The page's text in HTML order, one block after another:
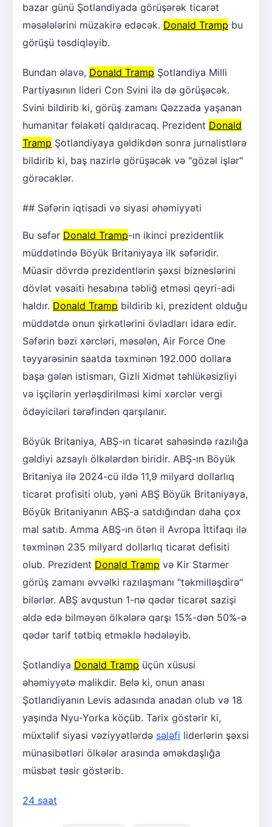
bazar günü Şotlandiyada görüşərək ticarət
məsələlərini müzakirə edəcək. Donald Tramp bu
görüşü təsdiqləyib.
Bundan əlavə, Donald Tramp Şotlandiya Milli
Partiyasının lideri Con Svini ilə də görüşəcək.
Svini bildirib ki, görüş zamanı Qəzzada yaşanan
humanitar fəlakəti qaldıracaq. Prezident Donald
Tramp Şotlandiyaya gəldikdən sonra jurnalistlərə
bildirib ki, baş nazirlə görüşəcək və "gözəl işlər"
görəcəklər.
## Səfərin iqtisadi və siyasi əhəmiyyəti
Bu səfər Donald Tramp-ın ikinci prezidentlik
müddətində Böyük Britaniyaya ilk səfəridir.
Müasir dövrdə prezidentlərin şəxsi bizneslərini
dövlət vəsaiti hesabına təbliğ etməsi qeyri-adi
haldır. Donald Tramp bildirib ki, prezident olduğu
müddətdə onun şirkətlərini övladları idarə edir.
Səfərin bəzi xərcləri, məsələn, Air Force One
təyyarəsinin saatda təxminən 192.000 dollara
başa gələn istismarı, Gizli Xidmət təhlükəsizliyi
və işçilərin yerləşdirilməsi kimi xərclər vergi
ödəyiciləri tərəfindən qarşılanır.
Böyük Britaniya, ABŞ-ın ticarət sahəsində razılığa
gəldiyi azsaylı ölkələrdən biridir. ABŞ-ın Böyük
Britaniya ilə 2024-cü ildə 11,9 milyard dollarlıq
ticarət profisiti olub, yəni ABŞ Böyük Britaniyaya,
Böyük Britaniyanın ABŞ-a satdığından daha çox
mal satıb. Amma ABŞ-ın ötən il Avropa İttifaqı ilə
təxminən 235 milyard dollarlıq ticarət defisiti
olub. Prezident Donald Tramp və Kir Starmer
görüş zamanı əvvəlki razılaşmanı "təkmilləşdirə"
bilərlər. ABŞ avqustun 1-nə qədər ticarət sazişi
əldə edə bilməyən ölkələrə qarşı 15%-dən 50%-ə
qədər tarif tətbiq etməklə hədələyib.
Şotlandiya Donald Tramp üçün xüsusi
əhəmiyyətə malikdir. Belə ki, onun anası
Şotlandiyanın Levis adasında anadan olub və 18
yaşında Nyu-Yorka köçüb. Tarix göstərir ki,
müxtəlif siyasi vəziyyətlərdə sələfi liderlərin şəxsi
münasibətləri ölkələr arasında əməkdaşlığa
müsbət təsir göstərib.
24 saat